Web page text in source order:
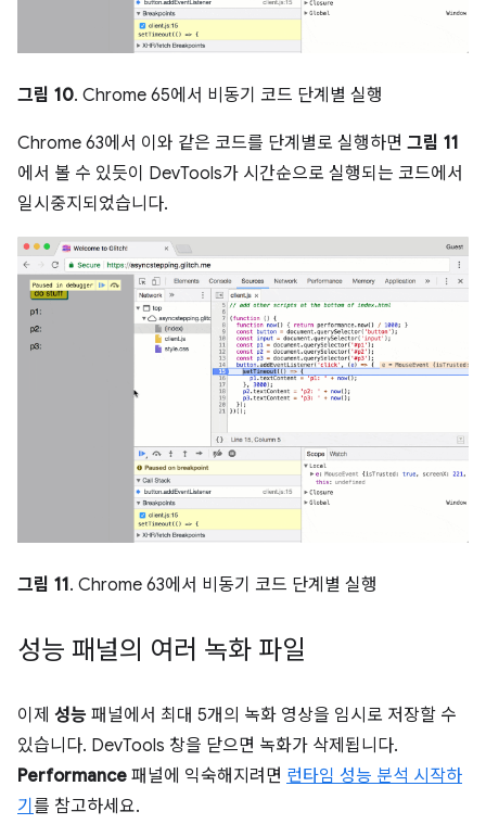
그림 10. Chrome 65에서 비동기 코드 단계별 실행
Chrome 63에서 이와 같은 코드를 단계별로 실행하면 그림 11
에서 볼 수 있듯이 DevTools가 시간순으로 실행되는 코드에서
일시중지되었습니다.
그림 11. Chrome 63에서 비동기 코드 단계별 실행
성능 패널의 여러 녹화 파일
이제 성능 패널에서 최대 5개의 녹화 영상을 임시로 저장할 수
있습니다. DevTools 창을 닫으면 녹화가 삭제됩니다.
Performance 패널에 익숙해지려면 런타임 성능 분석 시작하
기 를 참고하세요.